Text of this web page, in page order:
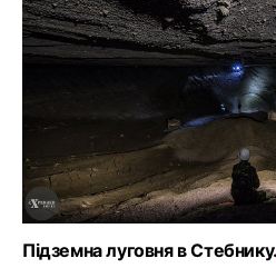
Підземна луговня в